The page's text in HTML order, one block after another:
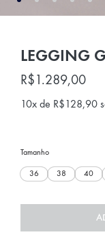
LEGGING
R$1.289,00
10x de R$128,90
Tamanho
36 38 40